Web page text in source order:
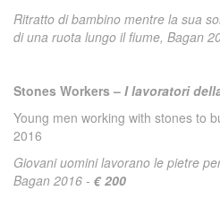
Ritratto di bambino mentre la sua
di una ruota lungo il fiume, Bagan
Stones Workers – I lavoratori
Young men working with stones to
2016
Giovani uomini lavorano le pietre
Bagan 2016 - € 200